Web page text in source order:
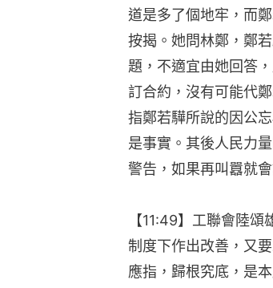
道是多了個地牢，而
按揭。她問林鄭，鄭
題，不適宜由她回答
訂合約，沒有可能代
指鄭若驊所說的因公
是事實。其後人民力
警告，如果再叫囂就
【11:49】工聯會陸
制度下作出改善，又
應指，歸根究底，是